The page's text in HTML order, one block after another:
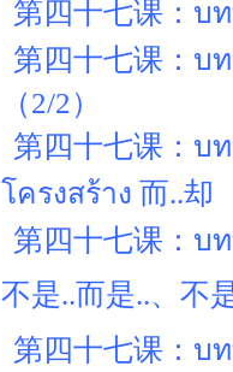
第四十七课：บ
第四十七课：บ
（2/2）
第四十七课：บ
โครงสร้าง 而..却
第四十七课：บ
第四十七课：บ